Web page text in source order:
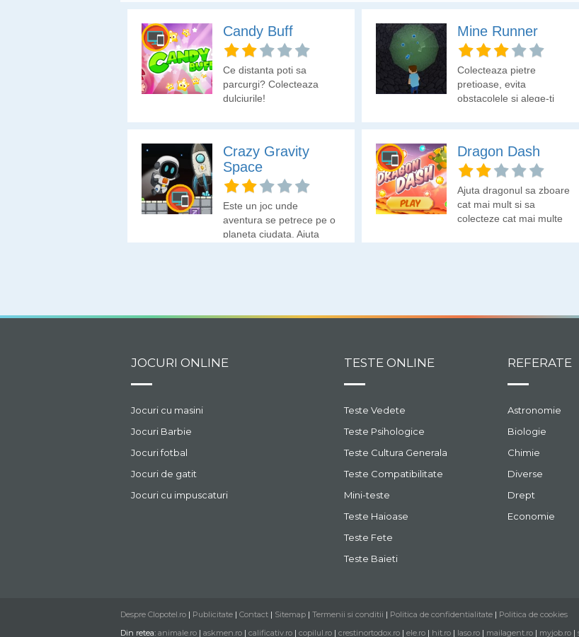
Candy Buff
Ce distanta poti sa
parcurgi? Colecteaza
dulciurile!
Mine Runner
Colecteaza pietre
pretioase, evita
obstacolele si alege-ti
zombi si pisici. Foloseste
power-up-uri speciale,
rapiditate.
Crazy Gravity
Space
Este un joc unde
aventura se petrece pe o
planeta ciudata. Ajuta
Dragon Dash
Ajuta dragonul sa zboare
cat mai mult si sa
colecteze cat mai multe
JOCURI ONLINE
Jocuri cu masini
Jocuri Barbie
Jocuri fotbal
Jocuri de gatit
Jocuri cu impuscaturi
TESTE ONLINE
Teste Vedete
Teste Psihologice
Teste Cultura Generala
Teste Compatibilitate
Mini-teste
Teste Haioase
Teste Fete
Teste Baieti
REFERATE
Astronomie
Biologie
Chimie
Diverse
Drept
Economie
Despre Clopotel.ro | Publicitate | Contact | Sitemap | Termenii si conditii | Politica de confidentialitate | Politica de cookies
Din retea: animale.ro | askmen.ro | calificativ.ro | copilul.ro | crestinortodox.ro | ele.ro | hit.ro | laso.ro | mailagent.ro | myjob.ro |